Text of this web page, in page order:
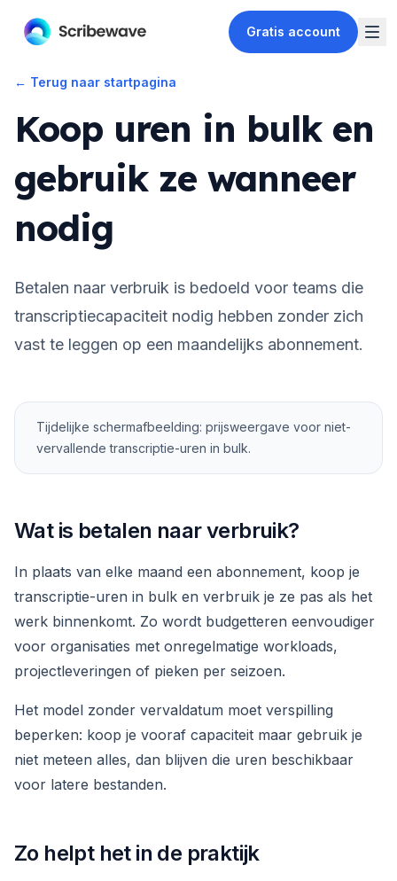
Gratis account
← Terug naar startpagina
Koop uren in bulk en
gebruik ze wanneer
nodig
Betalen naar verbruik is bedoeld voor teams die
transcriptiecapaciteit nodig hebben zonder zich
vast te leggen op een maandelijks abonnement.
Tijdelijke schermafbeelding: prijsweergave voor niet-
vervallende transcriptie-uren in bulk.
Wat is betalen naar verbruik?
In plaats van elke maand een abonnement, koop je
transcriptie-uren in bulk en verbruik je ze pas als het
werk binnenkomt. Zo wordt budgetteren eenvoudiger
voor organisaties met onregelmatige workloads,
projectleveringen of pieken per seizoen.
Het model zonder vervaldatum moet verspilling
beperken: koop je vooraf capaciteit maar gebruik je
niet meteen alles, dan blijven die uren beschikbaar
voor latere bestanden.
Zo helpt het in de praktijk